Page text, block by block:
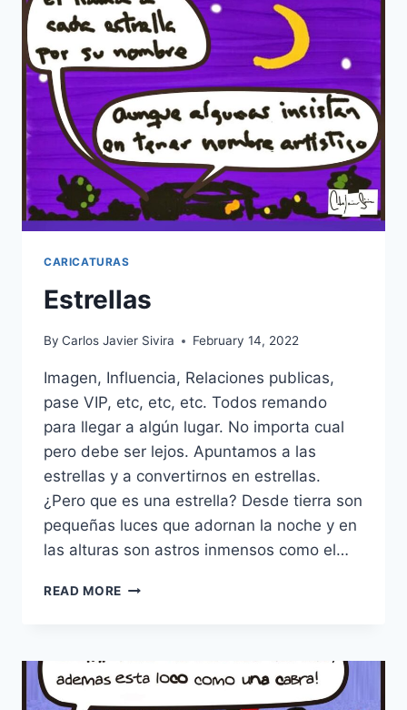
DEBEN
HACER
EN
EL
NOVIAZGO
CARICATURAS
Estrellas
By Carlos Javier Sivira February 14, 2022
Imagen, Influencia, Relaciones publicas,
pase VIP, etc, etc, etc. Todos remando
para llegar a algún lugar. No importa cual
pero debe ser lejos. Apuntamos a las
estrellas y a convertirnos en estrellas.
¿Pero que es una estrella? Desde tierra son
pequeñas luces que adornan la noche y en
las alturas son astros inmensos como el…
READ MORE ESTRELLAS